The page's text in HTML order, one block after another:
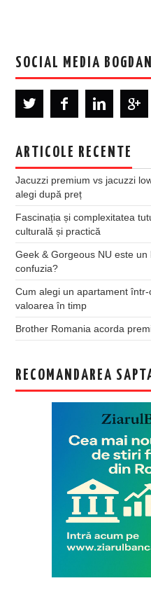
SOCIAL MEDIA BOGDAN
ARTICOLE RECENTE
Jacuzzi premium vs jacuzzi
alegi după preț
Fascinația și complexitatea
culturală și practică
Geek & Gorgeous NU este
confuzia?
Cum alegi un apartament
valoarea în timp
Brother Romania acorda
RECOMANDAREA